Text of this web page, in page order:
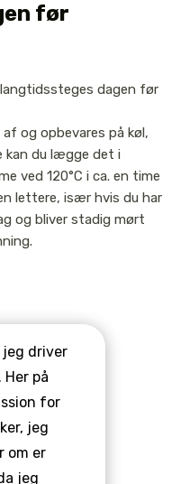
før
dagen før
og opbevares på køl,
kan du lægge det i
ved 120°C i ca. en time
lettere, især hvis du har
og bliver stadig mørt
jeg driver
på
for
jeg
om er
jeg